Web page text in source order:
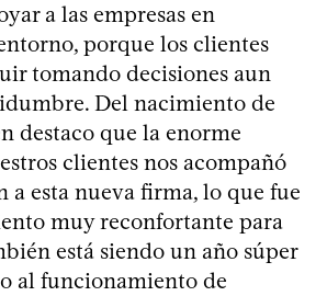
a las empresas en
porque los clientes
tomando decisiones aun
Del nacimiento de
destaco que la enorme
clientes nos acompañó
a esta nueva firma, lo que fue
muy reconfortante para
está siendo un año súper
al funcionamiento de